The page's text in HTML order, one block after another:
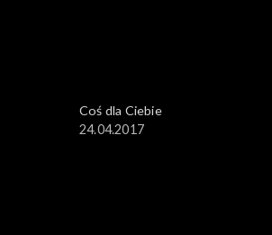
Coś dla Ciebie
24.04.2017